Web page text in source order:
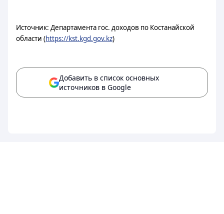
Источник: Департамента гос. доходов по Костанайской
области (https://kst.kgd.gov.kz)
Добавить в список основных
источников в Google